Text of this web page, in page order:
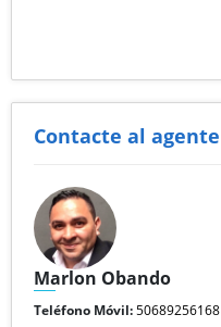
Contacte al agente
Marlon Obando
Teléfono Móvil:50689256168